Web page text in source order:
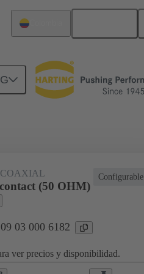
Productos
Configurable
(50 OHM)
03 000 6182
ver precios y disponibilidad.